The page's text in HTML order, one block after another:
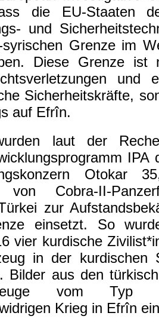
die EU-Staaten
und
syrischen Grenze im
Diese Grenze ist
und
Sicherheitskräfte,
auf Efrîn.
laut der
Otokar
von Cobra-II-
zur
einsetzt. So
vier kurdische
in der kurdischen
Bilder aus den
vom
Krieg in Efrîn